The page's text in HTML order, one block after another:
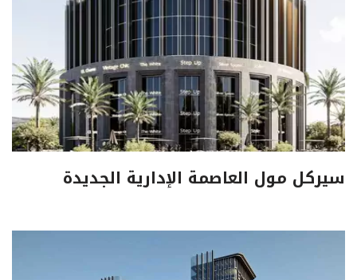
سيركل مول العاصمة الإدارية الجديدة